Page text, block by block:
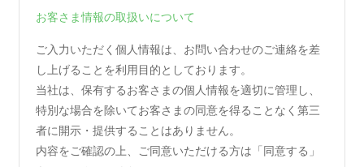
お客さま情報の取扱いについて
ご入力いただく個人情報は、お問い合わせのご連絡を差
し上げることを利用目的としております。
当社は、保有するお客さまの個人情報を適切に管理し、
特別な場合を除いてお客さまの同意を得ることなく第三
者に開示・提供することはありません。
内容をご確認の上、ご同意いただける方は「同意する」